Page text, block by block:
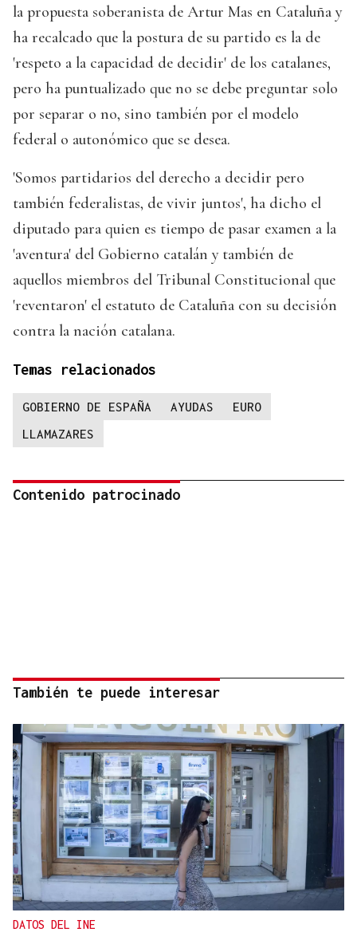
la propuesta soberanista de Artur Mas en Cataluña y
ha recalcado que la postura de su partido es la de
'respeto a la capacidad de decidir' de los catalanes,
pero ha puntualizado que no se debe preguntar solo
por separar o no, sino también por el modelo
federal o autonómico que se desea.
'Somos partidarios del derecho a decidir pero
también federalistas, de vivir juntos', ha dicho el
diputado para quien es tiempo de pasar examen a la
'aventura' del Gobierno catalán y también de
aquellos miembros del Tribunal Constitucional que
'reventaron' el estatuto de Cataluña con su decisión
contra la nación catalana.
Temas relacionados
GOBIERNO DE ESPAÑA AYUDAS
EURO
LLAMAZARES
Contenido patrocinado
También te puede interesar
DATOS DEL INE